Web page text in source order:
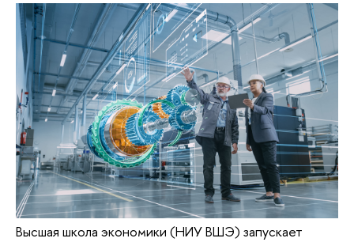
Высшая школа экономики (НИУ ВШЭ) запускает